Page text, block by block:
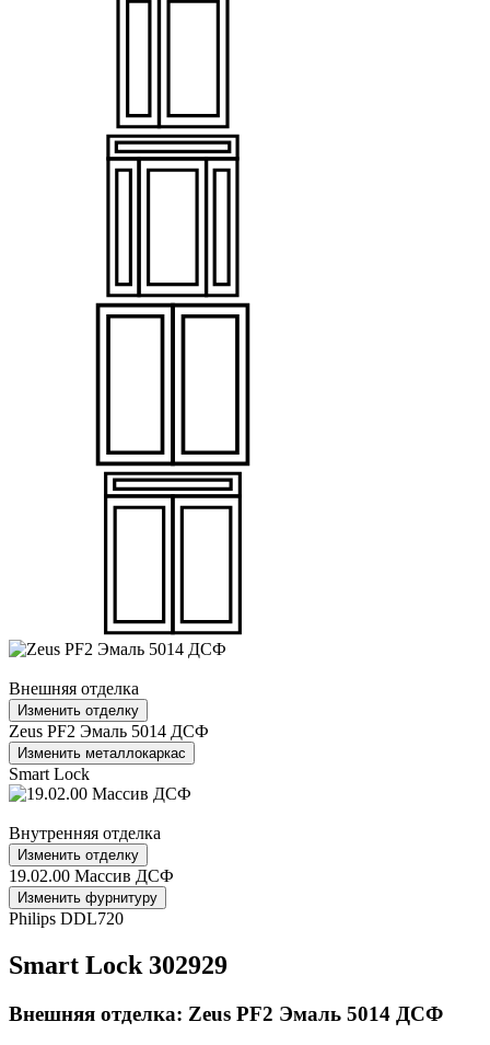
Внешняя отделка
Изменить отделку
Zeus PF2 Эмаль 5014 ДСФ
Изменить металлокаркас
Smart Lock
Внутренняя отделка
Изменить отделку
19.02.00 Массив ДСФ
Изменить фурнитуру
Philips DDL720
Smart Lock 302929
Внешняя отделка: Zeus PF2 Эмаль 5014 ДСФ